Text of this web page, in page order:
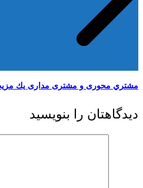
مشتري محوری و مشتری مداری يك
دیدگاهتان را بنویسید